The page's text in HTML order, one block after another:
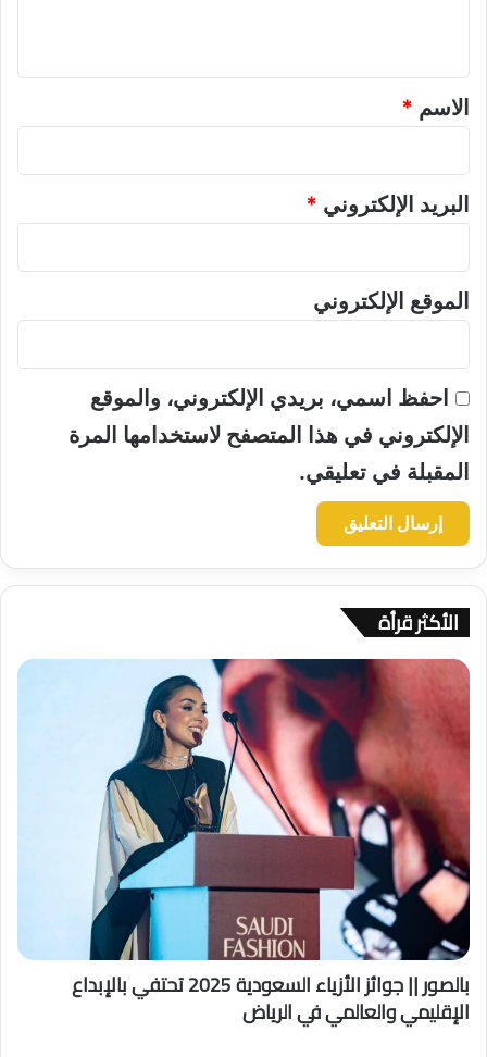
*الاسم *
البريد الإلكتروني *
الموقع الإلكتروني
احفظ اسمي، بريدي الإلكتروني، والموقع
الإلكتروني في هذا المتصفح لاستخدامها المرة
المقبلة في تعليقي.
الأكثر قرأة
بالصور || جوائز الأزياء السعودية 2025 تحتفي بالإبداع
الإقليمي والعالمي في الرياض